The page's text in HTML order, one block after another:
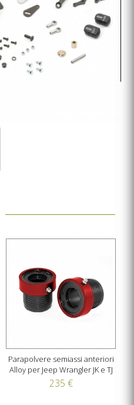
Parapolvere semiassi anteriori
Alloy per Jeep Wrangler JK e TJ
235 €